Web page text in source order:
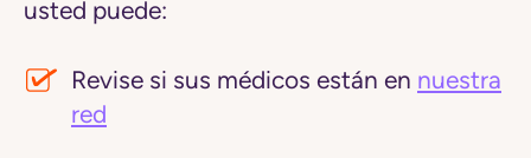
usted puede:
Revise si sus médicos están en nuestra
red